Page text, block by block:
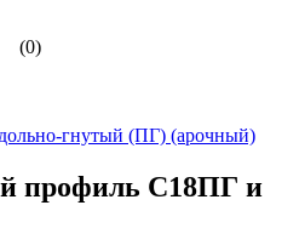
(0)
гнутый (ПГ) (арочный)
профиль С18ПГ и